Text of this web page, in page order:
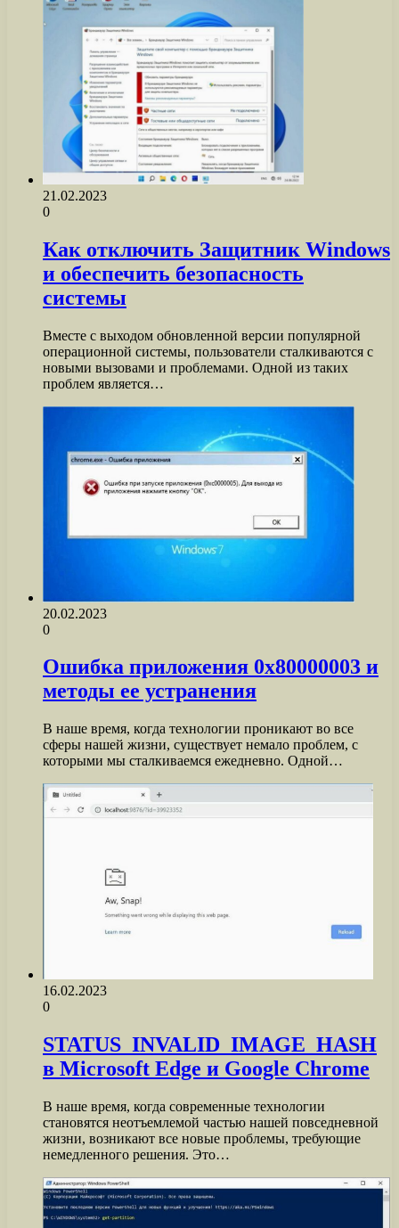
21.02.2023
0
Как отключить Защитник Windows
и обеспечить безопасность
системы
Вместе с выходом обновленной версии популярной
операционной системы, пользователи сталкиваются с
новыми вызовами и проблемами. Одной из таких
проблем является…
20.02.2023
0
Ошибка приложения 0x80000003 и
методы ее устранения
В наше время, когда технологии проникают во все
сферы нашей жизни, существует немало проблем, с
которыми мы сталкиваемся ежедневно. Одной…
16.02.2023
0
STATUS_INVALID_IMAGE_HASH
в Microsoft Edge и Google Chrome
В наше время, когда современные технологии
становятся неотъемлемой частью нашей повседневной
жизни, возникают все новые проблемы, требующие
немедленного решения. Это…